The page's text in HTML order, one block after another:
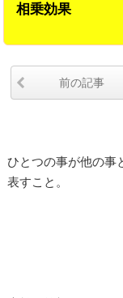
相乗効果
前の記事
ひとつの事が他の事
表すこと。